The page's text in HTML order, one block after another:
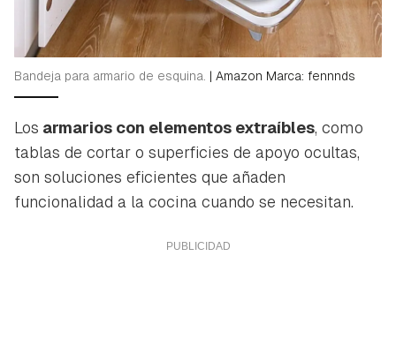
Bandeja para armario de esquina. | Amazon Marca: fennnds
Los armarios con elementos extraíbles, como
tablas de cortar o superficies de apoyo ocultas,
son soluciones eficientes que añaden
funcionalidad a la cocina cuando se necesitan.